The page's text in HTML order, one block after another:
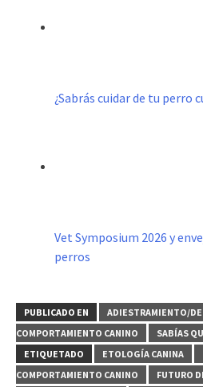
¿Sabrás cuidar de tu perro
Vet Symposium 2026 y
perros
PUBLICADO EN ADIESTRAMIENTO/
COMPORTAMIENTO CANINO
SABÍAS
ETIQUETADO
ETOLOGÍA CANINA
COMPORTAMIENTO CANINO
FUTURO